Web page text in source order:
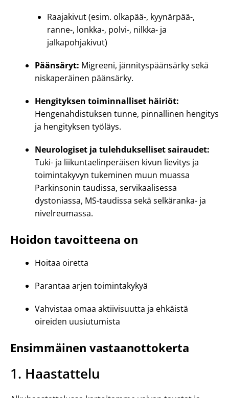
Raajakivut (esim. olkapää-, kyynärpää-,
ranne-, lonkka-, polvi-, nilkka- ja
jalkapohjakivut)
Päänsäryt: Migreeni, jännityspäänsärky sekä
niskaperäinen päänsärky.
Hengityksen toiminnalliset häiriöt:
Hengenahdistuksen tunne, pinnallinen hengitys
ja hengityksen työläys.
Neurologiset ja tulehdukselliset sairaudet:
Tuki- ja liikuntaelinperäisen kivun lievitys ja
toimintakyvyn tukeminen muun muassa
Parkinsonin taudissa, servikaalisessa
dystoniassa, MS-taudissa sekä selkäranka- ja
nivelreumassa.
Hoidon tavoitteena on
Hoitaa oiretta
Parantaa arjen toimintakykyä
Vahvistaa omaa aktiivisuutta ja ehkäistä
oireiden uusiutumista
Ensimmäinen vastaanottokerta
1. Haastattelu